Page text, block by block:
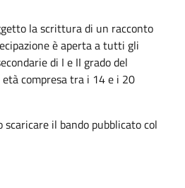
la scrittura di un racconto
è aperta a tutti gli
di I e II grado del
compresa tra i 14 e i 20
il bando pubblicato col